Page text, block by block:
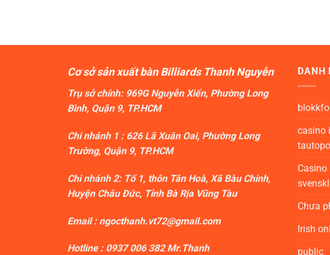
Cơ sở sản xuất bàn Billiards Thanh Nguyễn
Trụ sở chính: 969G Nguyễn Xiển, Phường Long
Bình, Quận 9, TP.HCM
Chi nhánh 1 : 626 Lã Xuân Oai, Phường Long
Trường, Quận 9, TP.HCM
Chi nhánh 2: Tổ 1, thôn Tân Hoà, Xã Bàu Chinh,
Huyện Châu Đức, Tỉnh Bà Rịa Vũng Tàu
Email : ngocthanh.vt72@gmail.com
Hotline : 0937 006 382Mr.Thanh
DANH
casino
Chưa
Irish
public